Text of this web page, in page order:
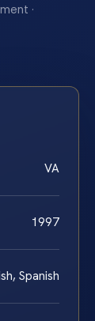
·
VA
1997
Spanish